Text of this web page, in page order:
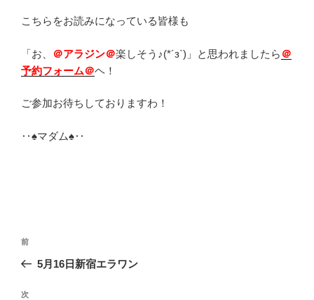
こちらをお読みになっている皆様も
「お、 ＠アラジン＠楽しそう♪(*´з`)」と思われましたら ＠
予約フォーム＠ヘ！
ご参加お待ちしておりますわ！
‥♠マダム♠‥
投
ビ
前
の
稿
前
5月16日新宿エラワン
次
次